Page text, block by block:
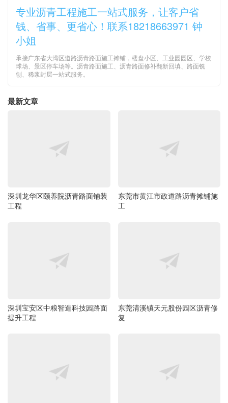
专业沥青工程施工一站式服务，让客户省
钱、省事、更省心！联系18218663971 钟
小姐
承接广东省大湾区道路沥青路面施工摊铺，楼盘小区、工业园园区、学校
球场、景区停车场等。沥青路面施工、沥青路面修补翻新回填、路面铣
刨、稀浆封层一站式服务。
最新文章
深圳龙华区颐养院沥青路面铺装
工程
东莞市黄江市政道路沥青摊铺施
工
深圳宝安区中粮智造科技园路面
提升工程
东莞清溪镇天元股份园区沥青修
复